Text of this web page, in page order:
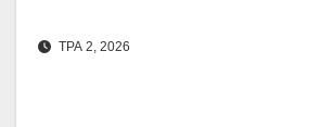
ТРА 2, 2026